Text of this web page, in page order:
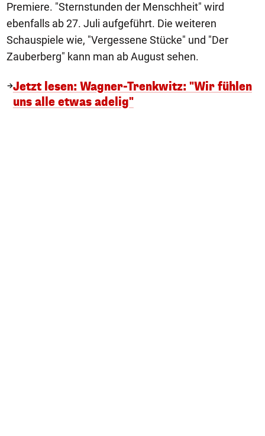
Premiere. "Sternstunden der Menschheit" wird
ebenfalls ab 27. Juli aufgeführt. Die weiteren
Schauspiele wie, "Vergessene Stücke" und "Der
Zauberberg" kann man ab August sehen.
Jetzt lesen: Wagner-Trenkwitz: "Wir fühlen
uns alle etwas adelig"